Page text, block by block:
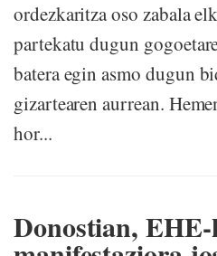
ordezkaritza oso zabala
partekatu dugun
batera egin asmo dugun
gizartearen aurrean.
hor...
Donostian,